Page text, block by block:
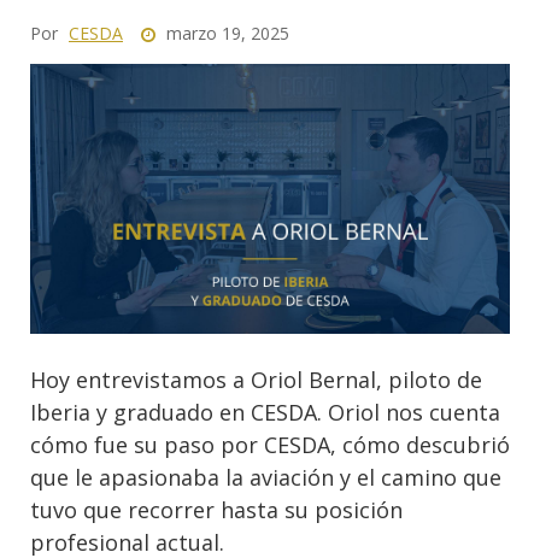
Por CESDA marzo 19, 2025
Hoy entrevistamos a Oriol Bernal, piloto de
Iberia y graduado en CESDA. Oriol nos cuenta
cómo fue su paso por CESDA, cómo descubrió
que le apasionaba la aviación y el camino que
tuvo que recorrer hasta su posición
profesional actual.